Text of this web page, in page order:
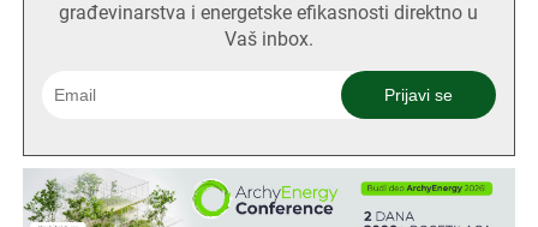
građevinarstva i energetske efikasnosti direktno u
Vaš inbox.